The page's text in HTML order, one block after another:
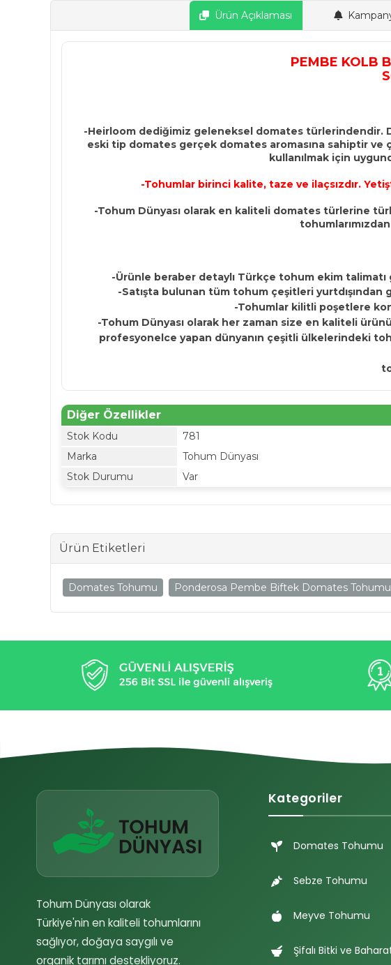
Ürün Açıklaması
PEMBE KOLB
-Heirloom dediğimiz geleneksel domates türlerindendir.
eski tip domates gerçek domates aromasına sahiptir
kullanılmak için
-Tohumlar birinci kalite, taze ve ilaçsızdır.
-Tohum Dünyası olarak en kaliteli domates türlerine
-Ürünle beraber detaylı Türkçe tohum ekim
-Satışta bulunan tüm tohum çeşitleri
-Tohumlar kilitli poşetlere
-Tohum Dünyası olarak her zaman size en kaliteli
profesyonelce yapan dünyanın çeşitli ülkelerindeki
Diğer Özellikler
Stok Kodu
781
Marka
Tohum Dünyası
Stok Durumu
Var
Ürün Etiketleri
Domates Tohumu Ponderosa Pembe Biftek Domates
Tohum Dünyası olarak
Türkiye'nin en kaliteli tohumlarını
sağlıyor, doğaya saygılı ve
organik tarımı destekliyoruz.
Kategoriler
Domates Tohumu
Sebze Tohumu
Meyve Tohumu
Şifalı Bitki ve